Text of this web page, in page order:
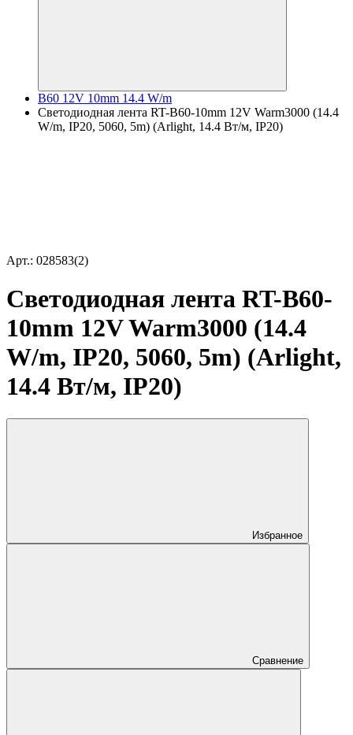
B60 12V 10mm 14.4 W/m
Светодиодная лента RT-B60-10mm 12V Warm3000 (14.4
W/m, IP20, 5060, 5m) (Arlight, 14.4 Вт/м, IP20)
Арт.: 028583(2)
Светодиодная лента RT-B60-
10mm 12V Warm3000 (14.4
W/m, IP20, 5060, 5m) (Arlight,
14.4 Вт/м, IP20)
Избранное
Сравнение